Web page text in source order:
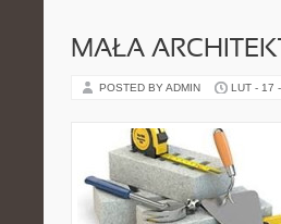
MAŁA
POSTED BY ADMIN LUT - 17